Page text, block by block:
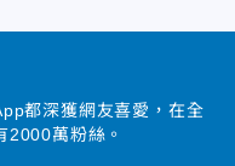
都深獲網友喜愛，在全
2000萬粉絲。